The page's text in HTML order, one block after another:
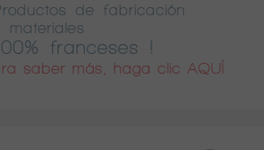
de fabricación
materiales
franceses !
saber más, haga clic AQUÍ